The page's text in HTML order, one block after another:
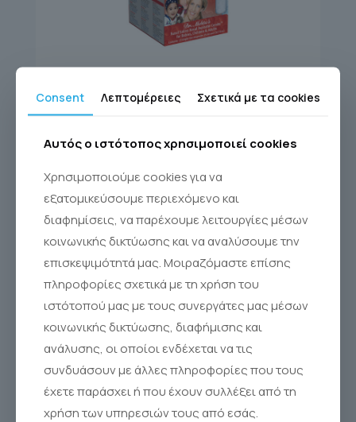
Consent Λεπτομέρειες Σχετικά με τα cookies
Αυτός ο ιστότοπος χρησιμοποιεί cookies
Χρησιμοποιούμε cookies για να
εξατομικεύσουμε περιεχόμενο και
διαφημίσεις, να παρέχουμε λειτουργίες μέσων
κοινωνικής δικτύωσης και να αναλύσουμε την
επισκεψιμότητά μας. Μοιραζόμαστε επίσης
πληροφορίες σχετικά με τη χρήση του
ιστότοπού μας με τους συνεργάτες μας μέσων
κοινωνικής δικτύωσης, διαφήμισης και
ανάλυσης, οι οποίοι ενδέχεται να τις
συνδυάσουν με άλλες πληροφορίες που τους
έχετε παράσχει ή που έχουν συλλέξει από τη
χρήση των υπηρεσιών τους από εσάς.